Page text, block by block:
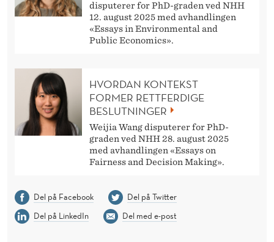
disputerer for PhD-graden ved NHH
12. august 2025 med avhandlingen
«Essays in Environmental and
Public Economics».
HVORDAN KONTEKST
FORMER RETTFERDIGE
BESLUTNINGER
Weijia Wang disputerer for PhD-
graden ved NHH 28. august 2025
med avhandlingen «Essays on
Fairness and Decision Making».
Del på Facebook
Del på Twitter
Del på LinkedIn
Del med e-post